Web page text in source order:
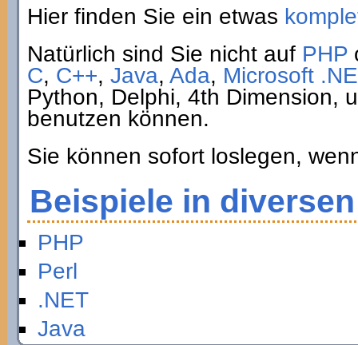
Hier finden Sie ein etwas
Natürlich sind Sie nicht auf PHP
C, C++, Java, Ada, Microsoft
Python, Delphi, 4th Dimension,
benutzen können.
Sie können sofort loslegen,
Beispiele in
PHP
Perl
.NET
Java